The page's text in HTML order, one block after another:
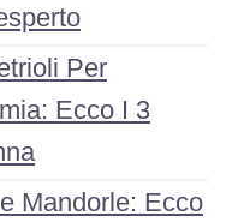
Per
Ecco I 3
Mandorle: Ecco